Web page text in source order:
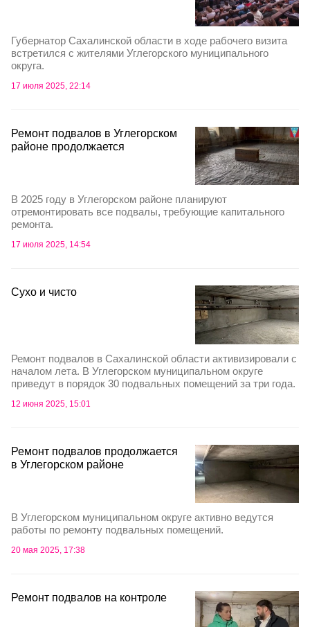
Губернатор Сахалинской области в ходе рабочего визита
встретился с жителями Углегорского муниципального
округа.
17 июля 2025, 22:14
Ремонт подвалов в Углегорском
районе продолжается
В 2025 году в Углегорском районе планируют
отремонтировать все подвалы, требующие капитального
ремонта.
17 июля 2025, 14:54
Сухо и чисто
Ремонт подвалов в Сахалинской области активизировали с
началом лета. В Углегорском муниципальном округе
приведут в порядок 30 подвальных помещений за три года.
12 июня 2025, 15:01
Ремонт подвалов продолжается
в Углегорском районе
В Углегорском муниципальном округе активно ведутся
работы по ремонту подвальных помещений.
20 мая 2025, 17:38
Ремонт подвалов на контроле